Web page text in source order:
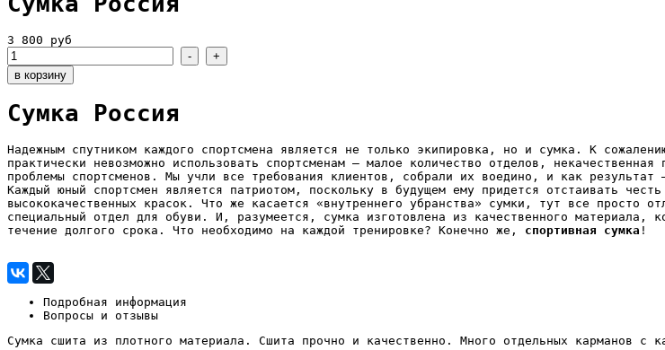
3 800 руб
Сумка Россия
Надежным спутником каждого спортсмена является не только экипировка, но и сумка. К
практически невозможно использовать спортсменам – малое количество отделов,
проблемы спортсменов. Мы учли все требования клиентов, собрали их воедино, и как результат
Каждый юный спортсмен является патриотом, поскольку в будущем ему придется отстаивать
высококачественных красок. Что же касается «внутреннего убранства» сумки, тут все просто
специальный отдел для обуви. И, разумеется, сумка изготовлена из качественного материала,
течение долгого срока. Что необходимо на каждой тренировке? Конечно же, спортивная сумка !
Подробная информация
Вопросы и отзывы
Сумка сшита из плотного материала. Сшита прочно и качественно. Много отдельных карманов с